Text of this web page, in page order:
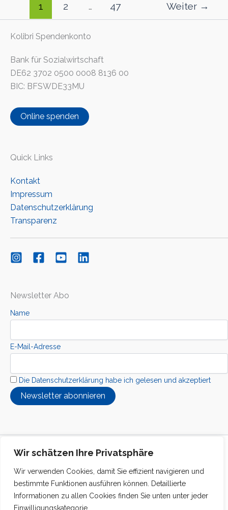
Wir schätzen Ihre Privatsphäre
Wir verwenden Cookies, damit Sie effizient navigieren und
bestimmte Funktionen ausführen können. Detaillierte
Informationen zu allen Cookies finden Sie unten unter jeder
Einwilligungskategorie
1 2 … 47 Weiter →
Kolibri Spendenkonto
Bank für Sozialwirtschaft
DE62 3702 0500 0008 8136 00
BIC: BFSWDE33MU
Online spenden
Quick Links
Kontakt
Impressum
Datenschutzerklärung
Transparenz
Newsletter Abo
Name
E-Mail-Adresse
Die Datenschutzerklärung habe ich gelesen und akzeptiert
Copyright © 2026 Kolibri Interkuturelle Stiftung